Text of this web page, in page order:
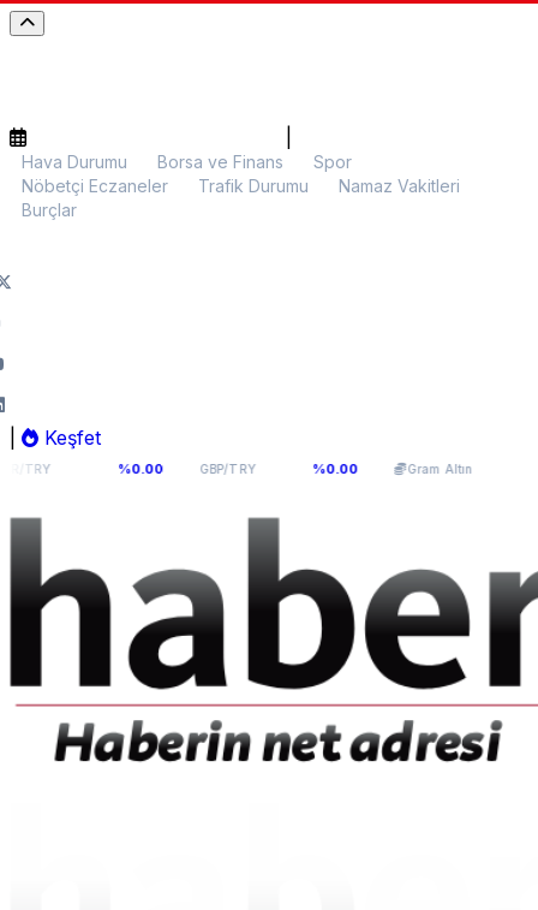
Hava Durumu Borsa ve Finans
Spor
Nöbetçi Eczaneler
Trafik Durumu
Namaz Vakitleri
Burçlar
Keşfet
%0.00 GBP/TRY 64,131 %0.00 Gram Altın6.099,28